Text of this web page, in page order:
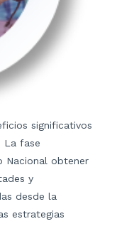
significativos
La fase
Nacional obtener
y
desde la
estrategias